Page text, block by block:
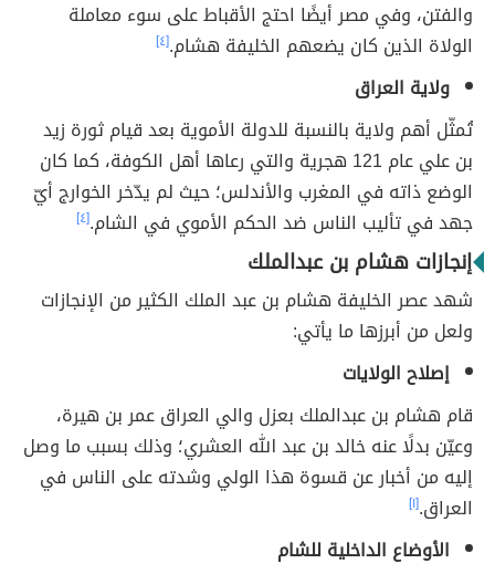
والفتن، وفي مصر أيضًا احتج الأقباط على سوء معاملة
الولاة الذين كان يضعهم الخليفة هشام.[٤]
ولاية العراق
تُمثّل أهم ولاية بالنسبة للدولة الأموية بعد قيام ثورة زيد
بن علي عام 121 هجرية والتي رعاها أهل الكوفة، كما كان
الوضع ذاته في المغرب والأندلس؛ حيث لم يدّخر الخوارج أيّ
جهد في تأليب الناس ضد الحكم الأموي في الشام.[٤]
إنجازات هشام بن عبدالملك
شهد عصر الخليفة هشام بن عبد الملك الكثير من الإنجازات
ولعل من أبرزها ما يأتي:
إصلاح الولايات
قام هشام بن عبدالملك بعزل والي العراق عمر بن هيرة،
وعيّن بدلًا عنه خالد بن عبد الله العشري؛ وذلك بسبب ما وصل
إليه من أخبار عن قسوة هذا الولي وشدته على الناس في
العراق.[١]
الأوضاع الداخلية للشام